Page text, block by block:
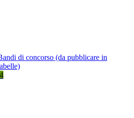
di concorso (da pubblicare in
4